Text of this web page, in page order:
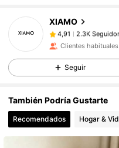
XIAMO
4,91
2.3K
a***hpagóHace 1
4,91 2.3K
4,91 2.3K
2.3K
Clientes habituales
Seguir
También Podría Gustarte
Recomendados Hogar &